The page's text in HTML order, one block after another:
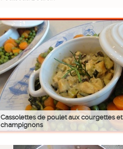
Cassolettes de poulet aux courgettes et
champignons